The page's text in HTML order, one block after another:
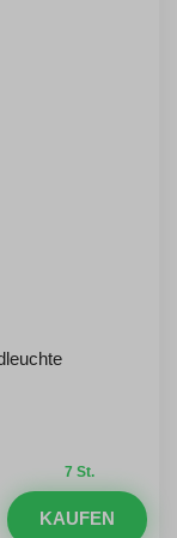
7 St.
KAUFEN